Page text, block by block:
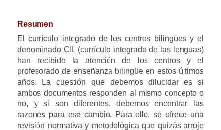
Resumen
El currículo integrado de los centros bilingües y el
denominado CIL (currículo integrado de las lenguas)
han recibido la atención de los centros y el
profesorado de enseñanza bilingüe en estos últimos
años. La cuestión que debemos dilucidar es si
ambos documentos responden al mismo concepto o
no, y si son diferentes, debemos encontrar las
razones para ese cambio. Para ello, se ofrece una
revisión normativa y metodológica que quizás arroje